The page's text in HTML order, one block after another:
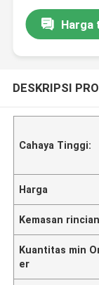
Harga
DESKRIPSI
Cahaya Tinggi:
Harga
Kemasan rincian
Kuantitas min
er